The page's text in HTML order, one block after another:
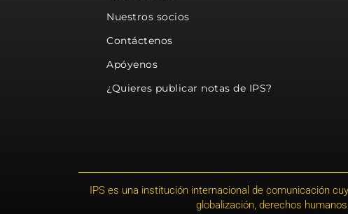
Nuestros socios
Contáctenos
Apóyenos
¿Quieres publicar notas de IPS?
IPS es una institución internacional de comunicación
globalización, derechos